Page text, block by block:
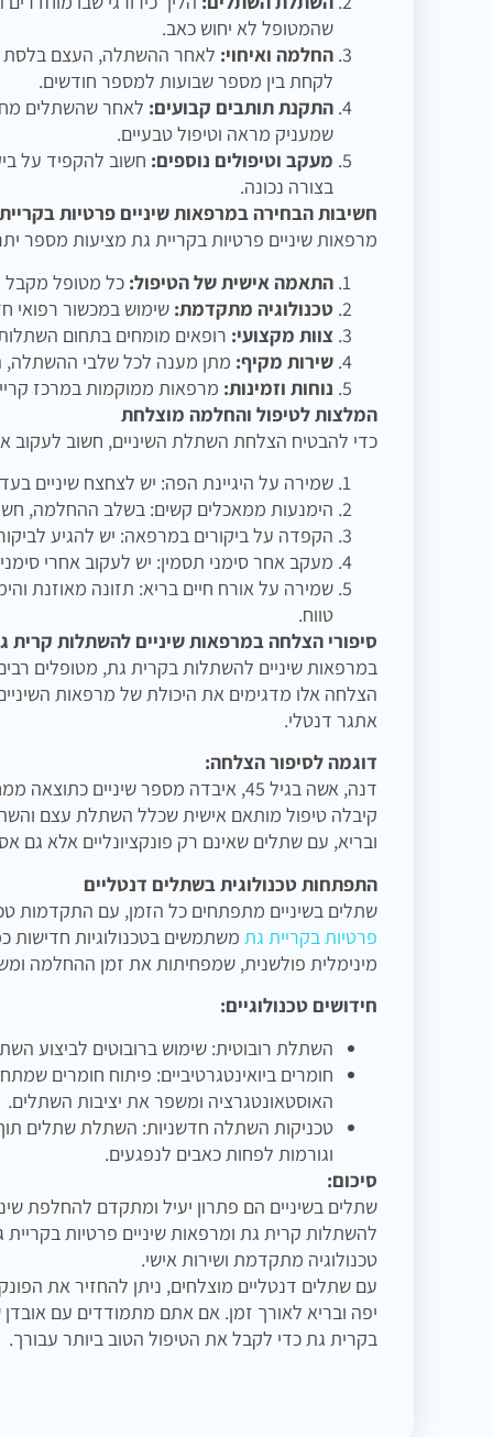
שהמטופל לא יחוש כאב.
החלמה ואיחוי: לאחר ההשתלה, העצם בלסת
לקחת בין מספר שבועות למספר חודשים.
התקנת תותבים קבועים: לאחר שהשתלים
שמעניק מראה וטיפול טבעיים.
מעקב וטיפולים נוספים: חשוב להקפיד על
בצורה נכונה.
חשיבות הבחירה במרפאות שיניים פרטיות
מרפאות שיניים פרטיות בקריית גת מציעות מספר
התאמה אישית של הטיפול: כל מטופל מקבל
טכנולוגיה מתקדמת: שימוש במכשור רפואי
צוות מקצועי: רופאים מומחים בתחום השתלות
שירות מקיף: מתן מענה לכל שלבי ההשתלה,
נוחות וזמינות: מרפאות ממוקמות במרכז
המלצות לטיפול והחלמה מוצלחת
כדי להבטיח הצלחת השתלת השיניים, חשוב לעקוב
שמירה על היגיינת הפה: יש לצחצח שיניים
הימנעות ממאכלים קשים: בשלב ההחלמה,
הקפדה על ביקורים במרפאה: יש להגיע
מעקב אחר סימני תסמין: יש לעקוב אחרי
שמירה על אורח חיים בריא: תזונה מאוזנת
טווח.
סיפורי הצלחה במרפאות שיניים להשתלות קרית
במרפאות שיניים להשתלות בקרית גת, מטופלים
הצלחה אלו מדגימים את היכולת של מרפאות
אתגר דנטלי.
דוגמה לסיפור הצלחה:
דנה, אשה בגיל 45, איבדה מספר
קיבלה טיפול מותאם אישית שכלל השתלת עצם
ובריא, עם שתלים שאינם רק פונקציונליים אלא גם
התפתחות טכנולוגית בשתלים דנטליים
שתלים בשיניים מתפתחים כל הזמן, עם התקדמות
פרטיות בקריית גת משתמשים בטכנולוגיות
מינימלית פולשנית, שמפחיתות את זמן ההחלמה
חידושים טכנולוגיים:
השתלת רובוטית: שימוש ברובוטים לביצוע
חומרים ביואינטגרטיביים: פיתוח חומרים
האוסטאונטגרציה ומשפר את יציבות השתלים.
טכניקות השתלה חדשניות: השתלת שתלים
וגורמות לפחות כאבים לנפגעים.
סיכום:
שתלים בשיניים הם פתרון יעיל ומתקדם להחלפת
להשתלות קרית גת ומרפאות שיניים פרטיות
טכנולוגיה מתקדמת ושירות אישי.
עם שתלים דנטליים מוצלחים, ניתן להחזיר את
יפה ובריא לאורך זמן. אם אתם מתמודדים עם
בקרית גת כדי לקבל את הטיפול הטוב ביותר עבורך.